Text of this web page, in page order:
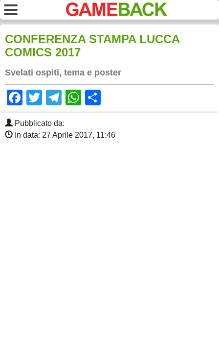
CONFERENZA STAMPA LUCCA
COMICS 2017
Svelati ospiti, tema e poster
Facebook
TwitterTelegram
WhatsApp
Pubblicato da:
In data: 27 Aprile 2017, 11:46